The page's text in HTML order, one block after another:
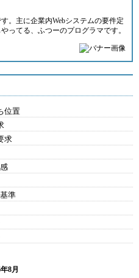
。主に企業内Webシステムの要件定
ってる、ふつーのプログラマです。
位置
求
準
8月